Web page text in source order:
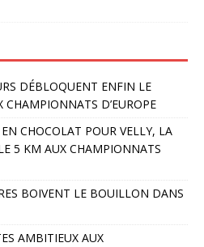
DÉBLOQUENT ENFIN LE
D’EUROPE
CHOCOLAT POUR VELLY, LA
5 KM AUX CHAMPIONNATS
BOIVENT LE BOUILLON DANS
AMBITIEUX AUX